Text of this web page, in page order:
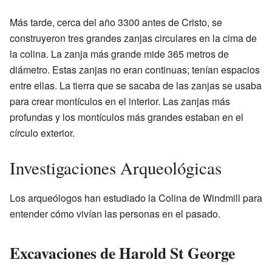
Más tarde, cerca del año 3300 antes de Cristo, se
construyeron tres grandes zanjas circulares en la cima de
la colina. La zanja más grande mide 365 metros de
diámetro. Estas zanjas no eran continuas; tenían espacios
entre ellas. La tierra que se sacaba de las zanjas se usaba
para crear montículos en el interior. Las zanjas más
profundas y los montículos más grandes estaban en el
círculo exterior.
Investigaciones Arqueológicas
Los arqueólogos han estudiado la Colina de Windmill para
entender cómo vivían las personas en el pasado.
Excavaciones de Harold St George